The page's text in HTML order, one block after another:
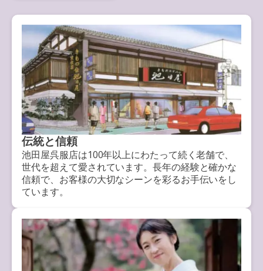
伝統と信頼
池田屋呉服店は100年以上にわたって続く老舗で、
世代を超えて愛されています。長年の経験と確かな
信頼で、お客様の大切なシーンを彩るお手伝いをし
ています。